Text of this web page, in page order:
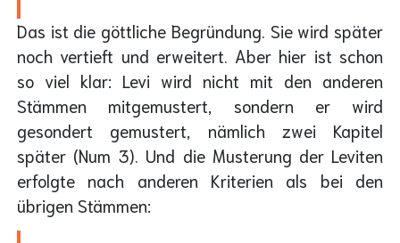
Das ist die göttliche Begründung. Sie wird später
noch vertieft und erweitert. Aber hier ist schon
so viel klar: Levi wird nicht mit den anderen
Stämmen mitgemustert, sondern er wird
gesondert gemustert, nämlich zwei Kapitel
später (Num 3). Und die Musterung der Leviten
erfolgte nach anderen Kriterien als bei den
übrigen Stämmen: